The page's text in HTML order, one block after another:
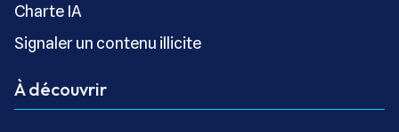
Charte IA
Signaler un contenu illicite
À découvrir